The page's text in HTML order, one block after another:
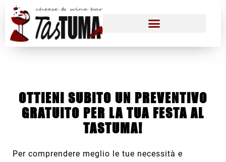
OTTIENI SUBITO UN
PREVENTIVO
GRATUITO PER LA TUA FESTA AL
TASTUMA!
Per comprendere meglio le tue necessità e